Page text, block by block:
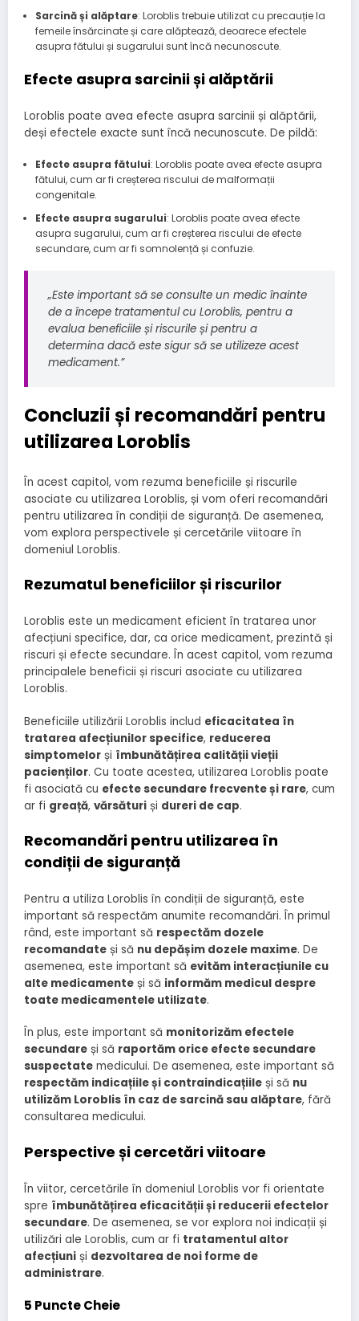
Sarcină și alăptare: Loroblis trebuie utilizat cu precauție la
femeile însărcinate și care alăptează, deoarece efectele
asupra fătului și sugarului sunt încă necunoscute.
Efecte asupra sarcinii și alăptării
Loroblis poate avea efecte asupra sarcinii și alăptării,
deși efectele exacte sunt încă necunoscute. De pildă:
Efecte asupra fătului: Loroblis poate avea efecte asupra
fătului, cum ar fi creșterea riscului de malformații
congenitale.
Efecte asupra sugarului: Loroblis poate avea efecte
asupra sugarului, cum ar fi creșterea riscului de efecte
secundare, cum ar fi somnolență și confuzie.
„Este important să se consulte un medic înainte
de a începe tratamentul cu Loroblis, pentru a
evalua beneficiile și riscurile și pentru a
determina dacă este sigur să se utilizeze acest
medicament.”
Concluzii și recomandări pentru
utilizarea Loroblis
În acest capitol, vom rezuma beneficiile și riscurile
asociate cu utilizarea Loroblis, și vom oferi recomandări
pentru utilizarea în condiții de siguranță. De asemenea,
vom explora perspectivele și cercetările viitoare în
domeniul Loroblis.
Rezumatul beneficiilor și riscurilor
Loroblis este un medicament eficient în tratarea unor
afecțiuni specifice, dar, ca orice medicament, prezintă și
riscuri și efecte secundare. În acest capitol, vom rezuma
principalele beneficii și riscuri asociate cu utilizarea
Loroblis.
Beneficiile utilizării Loroblis includ eficacitatea în
tratarea afecțiunilor specifice, reducerea
simptomelor și îmbunătățirea calității vieții
pacienților. Cu toate acestea, utilizarea Loroblis poate
fi asociată cu efecte secundare frecvente și rare, cum
ar fi greață, vărsături și dureri de cap.
Recomandări pentru utilizarea în
condiții de siguranță
Pentru a utiliza Loroblis în condiții de siguranță, este
important să respectăm anumite recomandări. În primul
rând, este important să respectăm dozele
recomandate și să nu depășim dozele maxime. De
asemenea, este important să evităm interacțiunile cu
alte medicamente și să informăm medicul despre
toate medicamentele utilizate.
În plus, este important să monitorizăm efectele
secundare și să raportăm orice efecte secundare
suspectate medicului. De asemenea, este important să
respectăm indicațiile și contraindicațiile și să nu
utilizăm Loroblis în caz de sarcină sau alăptare, fără
consultarea medicului.
Perspective și cercetări viitoare
În viitor, cercetările în domeniul Loroblis vor fi orientate
spre îmbunătățirea eficacității și reducerii efectelor
secundare. De asemenea, se vor explora noi indicații și
utilizări ale Loroblis, cum ar fi tratamentul altor
afecțiuni și dezvoltarea de noi forme de
administrare.
5 Puncte Cheie